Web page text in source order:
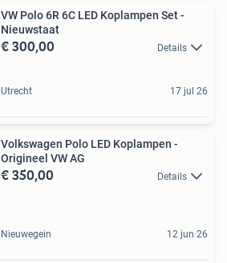
VW Polo 6R 6C LED Koplampen Set -
Nieuwstaat
€ 300,00 Details
Utrecht 17 jul 26
Volkswagen Polo LED Koplampen -
Origineel VW AG
€ 350,00 Details
Nieuwegein 12 jun 26